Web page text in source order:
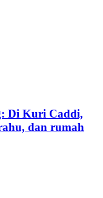
Di Kuri Caddi,
dan rumah